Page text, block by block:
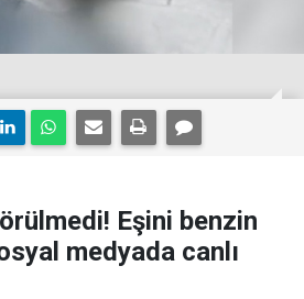
Eşini benzin
medyada canlı